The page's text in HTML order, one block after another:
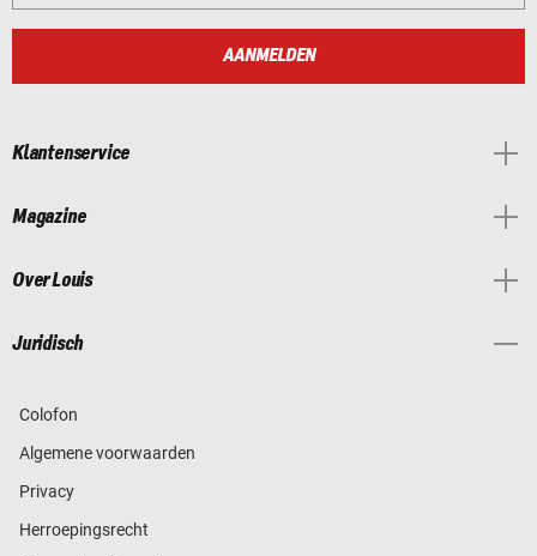
AANMELDEN
Klantenservice
Magazine
Over Louis
Juridisch
Colofon
Algemene voorwaarden
Privacy
Herroepingsrecht